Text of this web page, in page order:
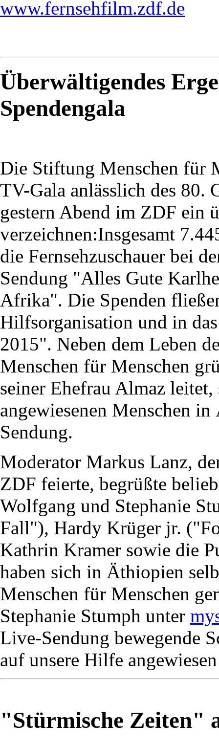
www.fernsehfilm.zdf.de
Überwältigendes
Spendengala
Die Stiftung Menschen für
TV-Gala anlässlich des 80.
gestern Abend im ZDF ein
verzeichnen:Insgesamt
die Fernsehzuschauer bei
Sendung "Alles Gute
Afrika". Die Spenden
Hilfsorganisation und in
2015". Neben dem Leben
Menschen für Menschen
seiner Ehefrau Almaz
angewiesenen Menschen
Sendung.
Moderator Markus Lanz,
ZDF feierte, begrüßte
Wolfgang und Stephanie
Fall"), Hardy Krüger jr.
Kathrin Kramer sowie die
haben sich in Äthiopien
Menschen für Menschen
Stephanie Stumph unter
Live-Sendung bewegende
auf unsere Hilfe
"Stürmische Zeiten"